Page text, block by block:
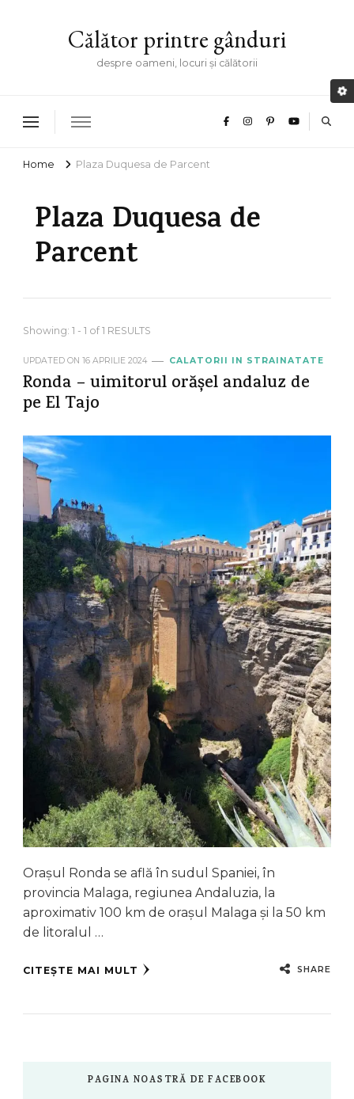
Călător printre gânduri
despre oameni, locuri și călătorii
Home Plaza Duquesa de Parcent
Plaza Duquesa de
Parcent
Showing: 1 - 1 of 1 RESULTS
UPDATED ON 16 APRILIE 2024 CALATORII IN STRAINATATE
Ronda – uimitorul orășel andaluz de
pe El Tajo
Orașul Ronda se află în sudul Spaniei, în
provincia Malaga, regiunea Andaluzia, la
aproximativ 100 km de orașul Malaga și la 50 km
de litoralul …
CITEȘTE MAI MULT SHARE
PAGINA NOASTRĂ DE FACEBOOK